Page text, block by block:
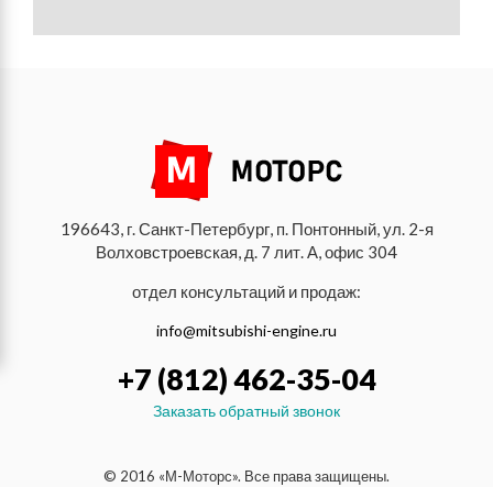
196643, г. Санкт-Петербург, п. Понтонный, ул. 2-я
Волховстроевская, д. 7 лит. А, офис 304
отдел консультаций и продаж:
info@mitsubishi-engine.ru
+7 (812) 462-35-04
Заказать обратный звонок
© 2016 «М-Моторс». Все права защищены.